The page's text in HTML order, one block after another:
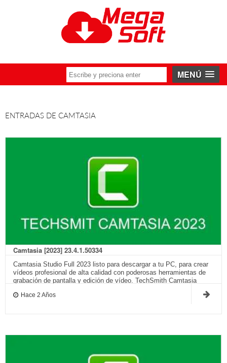
MENÚ
ENTRADAS DE CAMTASIA
Camtasia [2023] 23.4.1.50334
Camtasia Studio Full 2023 listo para descargar a tu PC, para crear
vídeos profesional de alta calidad con poderosas herramientas de
grabación de pantalla y edición de vídeo. TechSmith Camtasia
Hace 2 Años